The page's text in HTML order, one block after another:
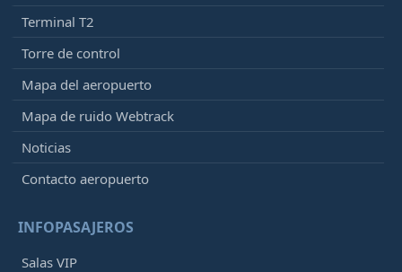
Terminal T2
Torre de control
Mapa del aeropuerto
Mapa de ruido Webtrack
Noticias
Contacto aeropuerto
INFOPASAJEROS
Salas VIP